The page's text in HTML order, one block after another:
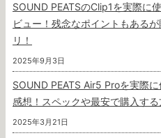
SOUND PEATSのClip1を実際に
ビュー！残念なポイントもある
リ！
2025年9月3日
SOUND PEATS Air5 Proを実際
感想！スペックや最安で購入す
2025年3月21日